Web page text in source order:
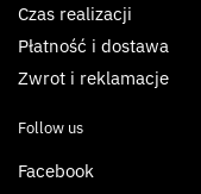
Czas realizacji
Płatność i dostawa
Zwrot i reklamacje
Follow us
Facebook